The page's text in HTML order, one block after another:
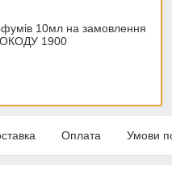
10мл на замовлення
1900
Оплата Умови